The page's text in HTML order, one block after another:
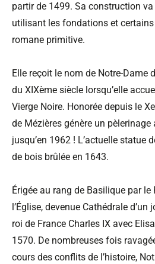
partir de 1499. Sa construction
utilisant les fondations et certains
romane primitive.
Elle reçoit le nom de Notre-Dame
du XIXème siècle lorsqu’elle
Vierge Noire. Honorée depuis le
de Mézières génère un
jusqu’en 1962 ! L’actuelle statue
de bois brûlée en 1643.
Érigée au rang de Basilique par le
l’Église, devenue Cathédrale
roi de France Charles IX avec
1570. De nombreuses fois
cours des conflits de l’histoire,